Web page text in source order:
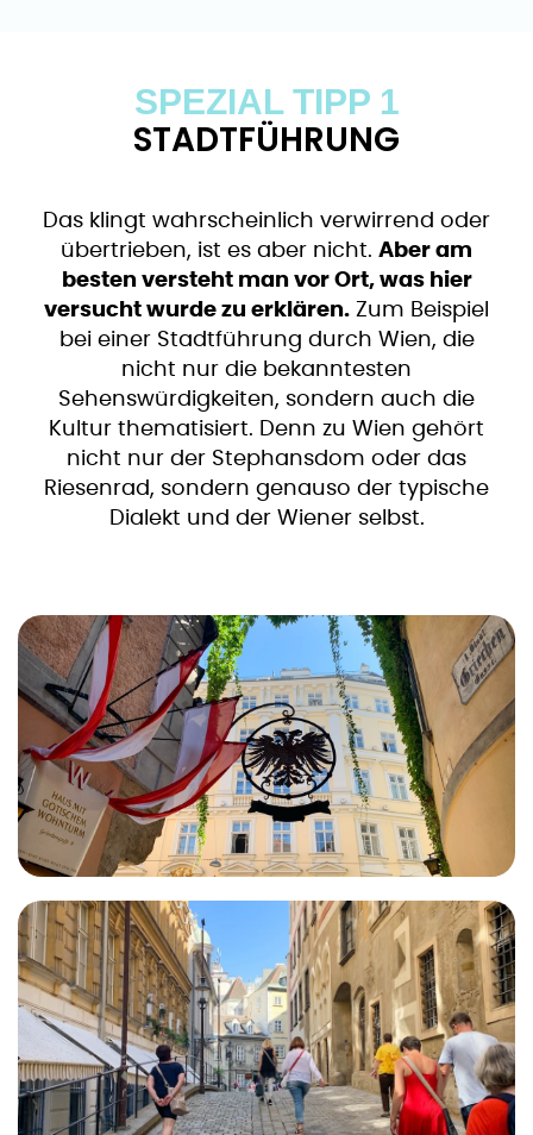
Das klingt wahrscheinlich verwirrend oder
übertrieben, ist es aber nicht. Aber am
besten versteht man vor Ort, was hier
versucht wurde zu erklären. Zum Beispiel
bei einer Stadtführung durch Wien, die
nicht nur die bekanntesten
Sehenswürdigkeiten, sondern auch die
Kultur thematisiert. Denn zu Wien gehört
nicht nur der Stephansdom oder das
Riesenrad, sondern genauso der typische
Dialekt und der Wiener selbst.
SPEZIAL TIPP 1
STADTFÜHRUNG